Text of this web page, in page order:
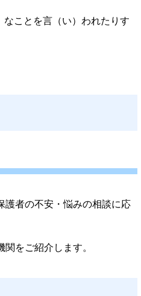
ことを言（い）われたりす
護者の不安・悩みの相談に応
をご紹介します。